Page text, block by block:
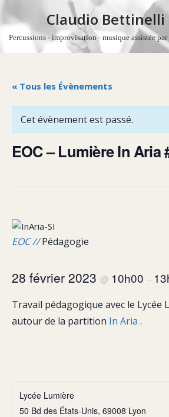
Aller
Claudio Bettinelli
Percussions - improvisation - musique assistée
« Tous les Évènements
Cet évènement est passé.
EOC – Lumière In Aria
EOC //Pédagogie
28 février 2023 @ 10h00 –
Travail pédagogique avec le Lycée
autour de la partition In Aria .
Lycée Lumière
50 Bd des États-Unis, 69008 Lyon